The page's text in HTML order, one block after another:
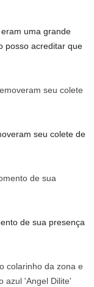
uma grande
posso acreditar que
seu colete de
de sua presença